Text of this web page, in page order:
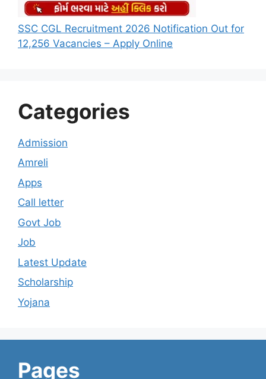
SSC CGL Recruitment 2026 Notification Out for
12,256 Vacancies – Apply Online
Categories
Admission
Amreli
Apps
Call letter
Govt Job
Job
Latest Update
Scholarship
Yojana
Pages